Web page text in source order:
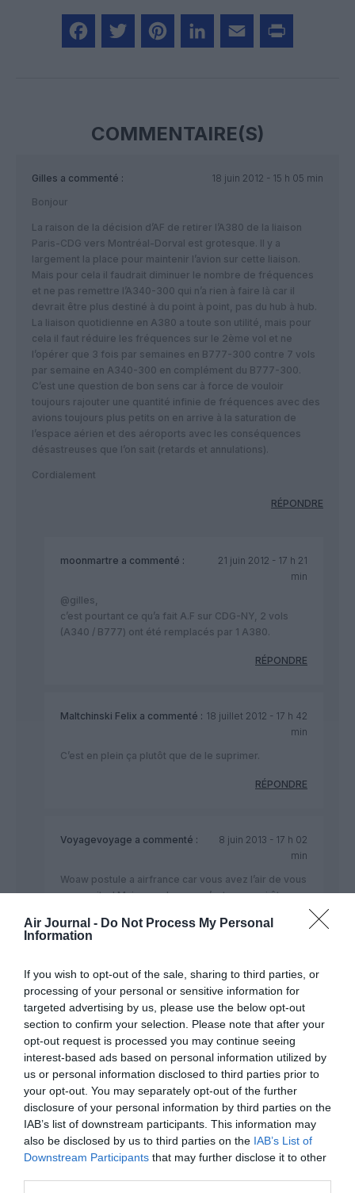
Air Journal - Do Not Process My Personal
Information
If you wish to opt-out of the sale, sharing to third parties, or
processing of your personal or sensitive information for
targeted advertising by us, please use the below opt-out
section to confirm your selection. Please note that after your
opt-out request is processed you may continue seeing
interest-based ads based on personal information utilized by
us or personal information disclosed to third parties prior to
your opt-out. You may separately opt-out of the further
disclosure of your personal information by third parties on the
IAB’s list of downstream participants. This information may
also be disclosed by us to third parties on the IAB’s List of
Downstream Participants that may further disclose it to other
COMMENTAIRE(S)
Gilles a commenté :
18 juin 2012 - 15 h 05 min
Bonjour
La raison de la décision d’AF de retirer l’A380 de la liaison
Paris-CDG vers Montréal-Dorval est grotesque. Il y a
largement la place pour maintenir l’avion sur cette liaison.
Mais pour cela il faudrait diminuer le nombre de fréquences
et ne pas remettre l’A340-300 qui n’a rien à faire là car il
devrait être plus destiné à du point à point, pas du hub à hub.
La liaison quotidienne en A380 a toute son utilité, mais pour
cela il faut réduire les fréquences sur le 2ème vol et ne
l’opérer que 3 fois par semaines en B777-300 contre 7 vols
par semaine en A340-300 en complément du B777-300.
C’est une question de bon sens car à force de vouloir
toujours rajouter une quantité infinie de fréquences avec des
avions toujours plus petits on en arrive à la saturation de
l’espace aérien et des aéroports avec les conséquences
désastreuses que l’on sait (retards et annulations).
Cordialement
RÉPONDRE
moonmartre a commenté :
21 juin 2012 - 17 h 21
min
@gilles,
c’est pourtant ce qu’a fait A.F sur CDG-NY, 2 vols
(A340 / B777) ont été remplacés par 1 A380.
RÉPONDRE
Maltchinski Felix a commenté : 18 juillet 2012 - 17 h 42
min
C’est en plein ça plutôt que de le suprimer.
RÉPONDRE
Voyagevoyage a commenté :
8 juin 2013 - 17 h 02
min
Woaw postule a airfrance car vous avez l’air de vous
y connaitre! Mais pour le coup c’est vous qui êtes
vous en parle mais beaucoup d’appoint, ça ne rend
pas le commentaire intelligent !!!
RÉPONDRE
FERRIER M a commenté :
18 août 2012 - 10 h 57 min
Qui peut me confirmer qu’on a bien pris le A380 le 18 juillet
avec un peu de retard pour Montreal, au lieu d’un 777 300
prévu. Bien apprécié ce vol, le confort y est.
et quel privilège de l’avoir pris.